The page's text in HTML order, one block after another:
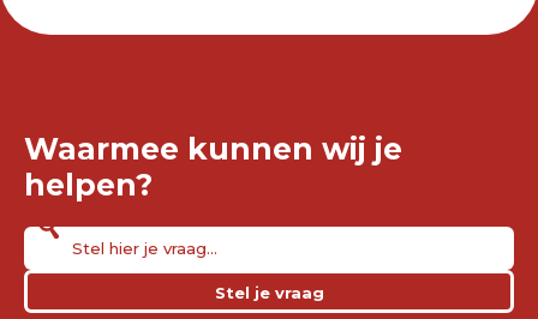
Waarmee kunnen wij je
helpen?
Stel je vraag